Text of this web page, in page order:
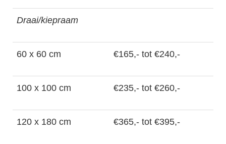
Draai/kiepraam
60 x 60 cm €165,- tot €240,-
100 x 100 cm €235,- tot €260,-
120 x 180 cm €365,- tot €395,-